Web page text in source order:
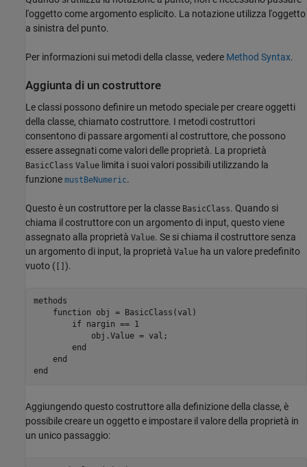
l'oggetto come argomento esplicito. La notazione utilizza l'oggetto
a sinistra del punto.
Per informazioni sui metodi della classe, vedere Method Syntax.
Aggiunta di un costruttore
Le classi possono definire un metodo speciale per creare oggetti
della classe, chiamato costruttore. I metodi costruttori
consentono di passare argomenti al costruttore, che possono
essere assegnati come valori delle proprietà. La proprietà
BasicClass Value limita i suoi valori possibili utilizzando la
funzione mustBeNumeric.
Questo è un costruttore per la classe BasicClass. Quando si
chiama il costruttore con un argomento di input, questo viene
assegnato alla proprietà Value. Se si chiama il costruttore senza
un argomento di input, la proprietà Value ha un valore predefinito
vuoto ( [] ).
methods
function obj = BasicClass(val)
if nargin == 1
            obj.Value = val;
end
end
end
Aggiungendo questo costruttore alla definizione della classe, è
possibile creare un oggetto e impostare il valore della proprietà in
un unico passaggio: